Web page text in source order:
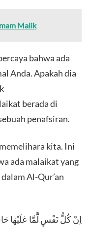
Malik
bahwa ada
Anda. Apakah dia
berada di
penafsiran.
kita. Ini
ada malaikat yang
Al-Qur’an
اِنْ كُلُّ نَفْسٍ لَّمَّا عَلَيْهَا